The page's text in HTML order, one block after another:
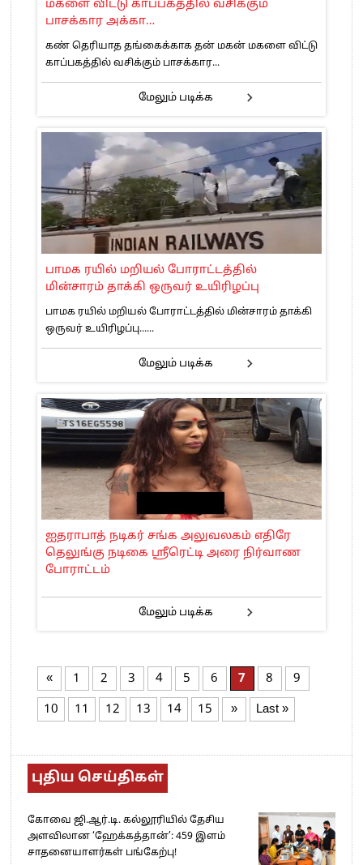
மகளை விட்டு காப்பகத்தில் வசிக்கும்
பாசக்கார அக்கா…
கண் தெரியாத தங்கைக்காக தன் மகன் மகளை விட்டு
காப்பகத்தில் வசிக்கும் பாசக்கார...
மேலும் படிக்க
பாமக ரயில் மறியல் போராட்டத்தில்
மின்சாரம் தாக்கி ஒருவர் உயிரிழப்பு
பாமக ரயில் மறியல் போராட்டத்தில் மின்சாரம் தாக்கி
ஒருவர் உயிரிழப்பு......
மேலும் படிக்க
ஐதராபாத் நடிகர் சங்க அலுவலகம் எதிரே
தெலுங்கு நடிகை ஸ்ரீரெட்டி அரை நிர்வாண
போராட்டம்
மேலும் படிக்க
« 1 2 3 4 5 6 7 8
9
10
11 12 13 14 15 » Last »
புதிய செய்திகள்
கோவை ஜி.ஆர்.டி. கல்லூரியில் தேசிய
அளவிலான ‘ஹேக்கத்தான்’: 459 இளம்
சாதனையாளர்கள் பங்கேற்பு!